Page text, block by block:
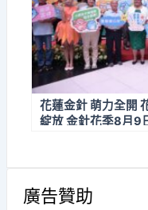
花蓮金針 萌力全開
綻放 金針花季8月9
廣告贊助